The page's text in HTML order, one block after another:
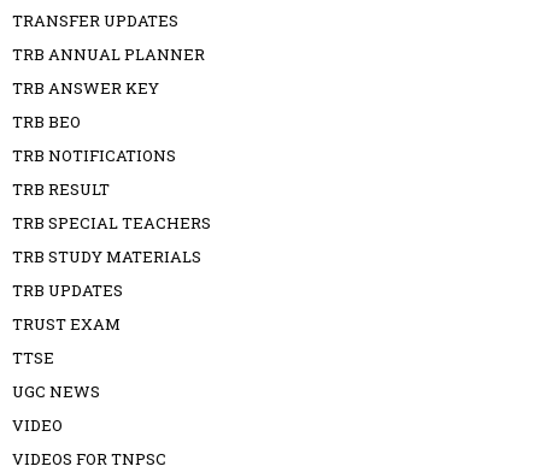
TRANSFER UPDATES
TRB ANNUAL PLANNER
TRB ANSWER KEY
TRB BEO
TRB NOTIFICATIONS
TRB RESULT
TRB SPECIAL TEACHERS
TRB STUDY MATERIALS
TRB UPDATES
TRUST EXAM
TTSE
UGC NEWS
VIDEO
VIDEOS FOR TNPSC